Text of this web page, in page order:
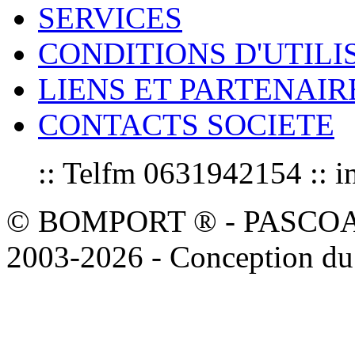
SERVICES
CONDITIONS
LIENS ET
CONTACTS SOCIETE
:: Telfm 0631942154 ::
© BOMPORT ® -
2003-2026 - Conception